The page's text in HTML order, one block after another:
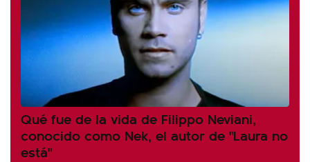
Qué fue de la vida de Filippo Neviani,
conocido como Nek, el autor de "Laura no
está"